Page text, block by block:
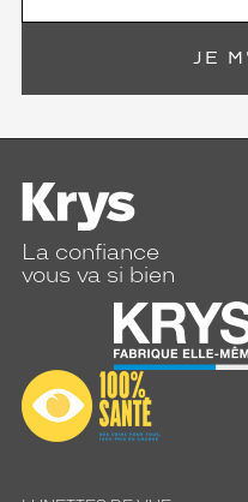
JE
La confiance
vous va si bien